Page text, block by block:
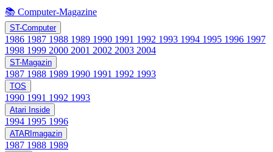
📚 Computer-Magazine
ST-Computer
1986 1987 1988 1989 1990 1991 1992 1993 1994 1995 1996 1997
1998 1999 2000 2001 2002 2003 2004
ST-Magazin
1987 1988 1989 1990 1991 1992 1993
TOS
1990 1991 1992 1993
Atari Inside
1994 1995 1996
ATARImagazin
1987 1988 1989